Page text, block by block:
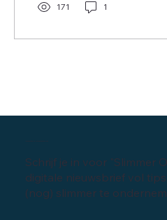
171 1
Inschrijven digitale nieuwsbrief
Schrijf je in voor "Slimmer
digitale nieuwsbrief vol
(nog) slimmer te